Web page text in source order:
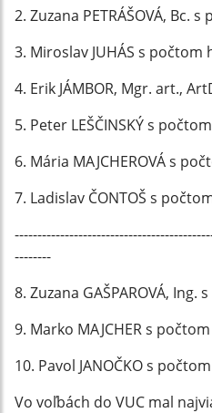
2. Zuzana PETRÁŠOVÁ, Bc.
3. Miroslav JUHÁS s počtom
4. Erik JÁMBOR, Mgr. art.,
5. Peter LEŠČINSKÝ s
6. Mária MAJCHEROVÁ s
7. Ladislav ČONTOŠ s
--------
8. Zuzana GAŠPAROVÁ,
9. Marko MAJCHER s
10. Pavol JANOČKO s
Vo voľbách do VUC mal